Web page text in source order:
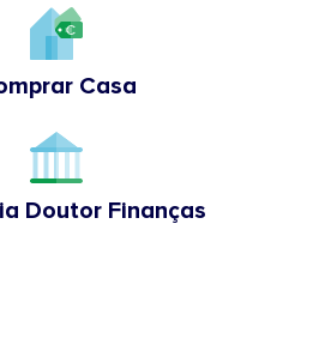
Casa
Doutor Finanças